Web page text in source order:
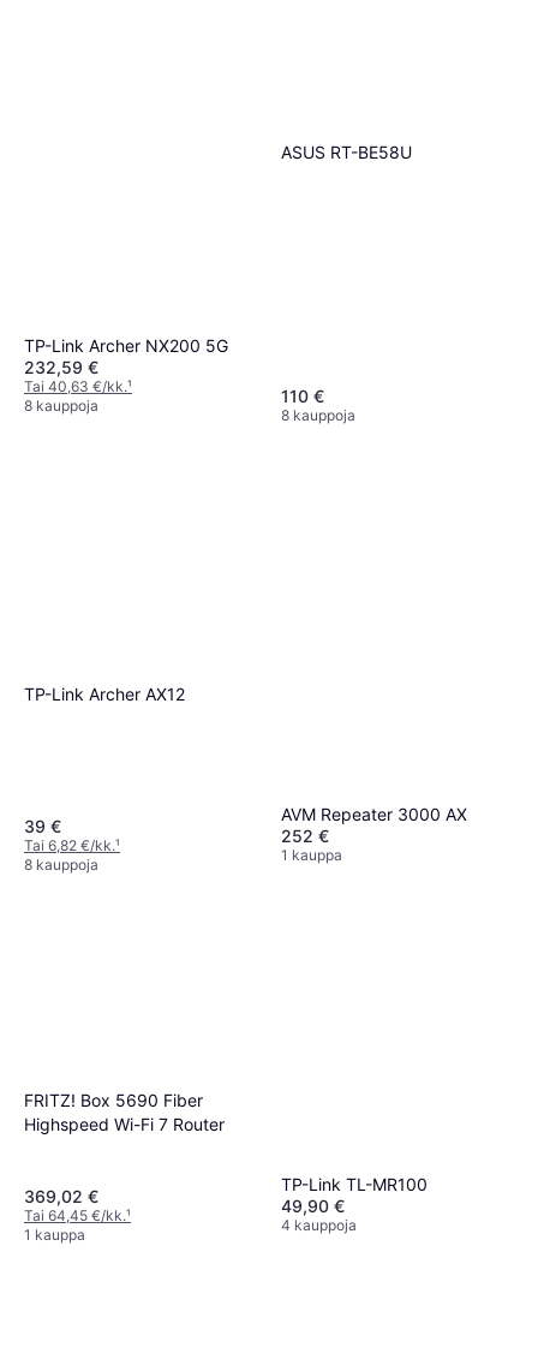
TP-Link Archer NX200 5G
232,59 €
Tai 40,63 €/kk.¹
8 kauppoja
ASUS RT-BE58U
110 €
8 kauppoja
TP-Link Archer AX12
39 €
Tai 6,82 €/kk.¹
8 kauppoja
AVM Repeater 3000 AX
252 €
1 kauppa
FRITZ! Box 5690 Fiber
Highspeed Wi-Fi 7 Router
369,02 €
Tai 64,45 €/kk.¹
1 kauppa
TP-Link TL-MR100
49,90 €
4 kauppoja